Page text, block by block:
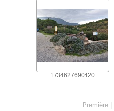
1734627690420
Première |